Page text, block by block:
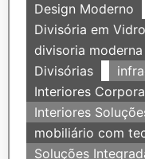
Design Moderno
Divisória em Vidro
divisoria moderna
Divisórias
Interiores
Interiores
mobiliário com
Soluções